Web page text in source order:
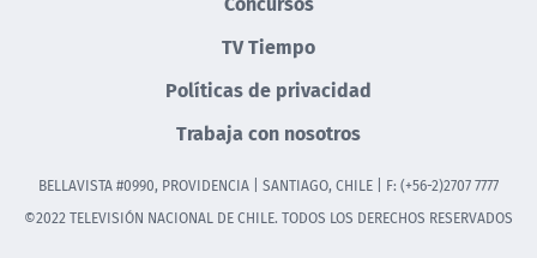
TV Tiempo
Políticas de privacidad
Trabaja con nosotros
BELLAVISTA #0990, PROVIDENCIA | SANTIAGO, CHILE | F: (+56-2)2707 7777
©2022 TELEVISIÓN NACIONAL DE CHILE. TODOS LOS DERECHOS RESERVADOS